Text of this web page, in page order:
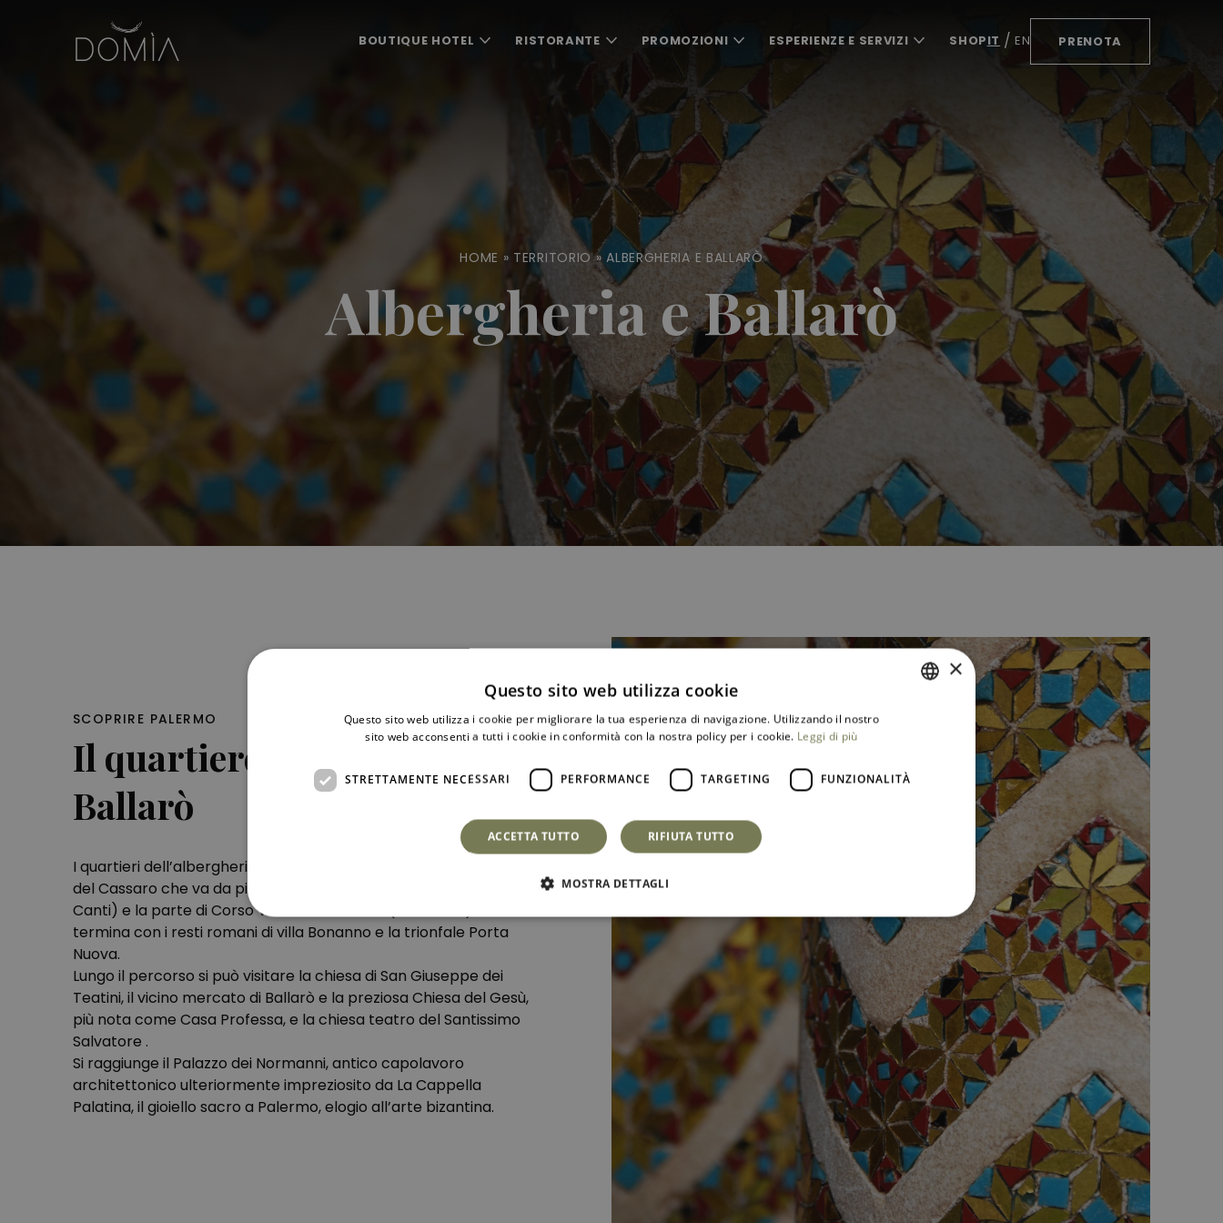
BOUTIQUE HOTEL RISTORANTE PROMOZIONI ESPERIENZE E SERVIZI SHOPIT EN PRENOTA
HOME » TERRITORIO»ALBERGHERIA E BALLARÒ
Albergheria e Ballarò
SCOPRIRE PALERMO
Il quartiere Albergheria e
Ballarò
I quartieri dell’albergheria e di Ballarò si sviluppano lungo l’asse
del Cassaro che va da piazza Vigliena (più nota come i Quattro
Canti) e la parte di Corso Vittorio Emanuele (il
termina con i resti romani di villa Bonanno e la trionfale Porta
Nuova.
Lungo il percorso si può visitare la chiesa di San Giuseppe dei
Teatini, il vicino mercato di Ballarò e la preziosa Chiesa del Gesù,
più nota come Casa Professa, e la chiesa teatro del Santissimo
Salvatore .
Si raggiunge il Palazzo dei Normanni, antico capolavoro
architettonico ulteriormente impreziosito da La Cappella
Palatina, il gioiello sacro a Palermo, elogio all’arte bizantina.
×
Questo sito web utilizza cookie
Questo sito web utilizza i cookie per migliorare la tua esperienza di navigazione. Utilizzando il nostro
sito web acconsenti a tutti i cookie in conformità con la nostra policy per i cookie. Leggi di più
STRETTAMENTE NECESSARI PERFORMANCE TARGETING FUNZIONALITÀ
ACCETTA TUTTO RIFIUTA TUTTO
MOSTRA DETTAGLI